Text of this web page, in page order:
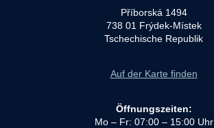
Příborská 1494
738 01 Frýdek-Místek
Tschechische Republik
Auf der Karte finden
Öffnungszeiten:
Mo – Fr: 07:00 – 15:00 Uhr